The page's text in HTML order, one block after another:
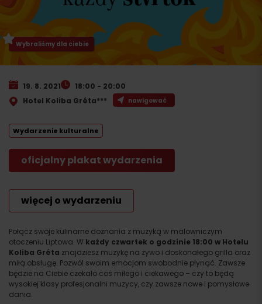
Połącz swoje kulinarne doznania z muzyką w malowniczym
otoczeniu Liptowa. W każdy czwartek o godzinie 18:00 w Hotelu
Koliba Gréta znajdziesz muzykę na żywo i doskonałego grilla oraz
miłą obsługę. Pozwól swoim emocjom swobodnie płynąć. Zawsze
będzie na Ciebie czekało coś miłego i ciekawego – czy to będą
wysokiej klasy profesjonalni muzycy, czy zawsze nowe i pomysłowe
dania.
Wybraliśmy dla ciebie
19. 8. 2021
18:00 - 20:00
Hotel Koliba Gréta***
nawigować
Wydarzenie kulturalne
oficjalny plakat wydarzenia
więcej o wydarzeniu